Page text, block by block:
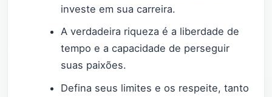
investe em sua carreira.
A verdadeira riqueza é a liberdade de
tempo e a capacidade de perseguir
suas paixões.
Defina seus limites e os respeite, tanto